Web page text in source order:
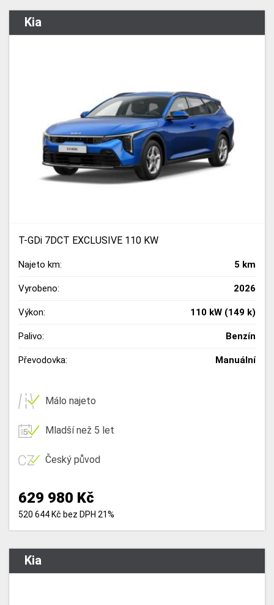
Kia
T-GDi 7DCT EXCLUSIVE 110 KW
Najeto km: 5 km
Vyrobeno: 2026
Výkon: 110 kW (149 k)
Palivo: Benzín
Převodovka: Manuální
Málo najeto
Mladší než 5 let
Český původ
629 980 Kč
520 644 Kč bez DPH 21%
Kia